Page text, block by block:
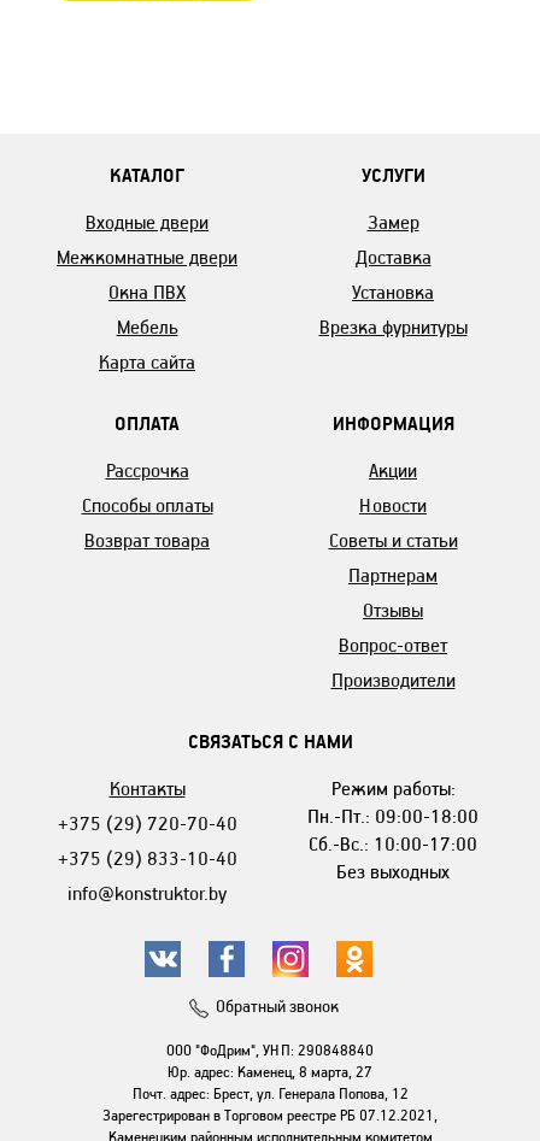
КАТАЛОГ
Входные двери
Межкомнатные двери
Окна ПВХ
Мебель
Карта сайта
УСЛУГИ
Замер
Доставка
Установка
Врезка фурнитуры
ОПЛАТА
Рассрочка
Способы оплаты
Возврат товара
ИНФОРМАЦИЯ
Акции
Новости
Советы и статьи
Партнерам
Отзывы
Вопрос-ответ
Производители
СВЯЗАТЬСЯ С НАМИ
Контакты
+375 (29) 720-70-40
+375 (29) 833-10-40
info@konstruktor.by
Режим работы:
Пн.-Пт.: 09:00-18:00
Сб.-Вс.: 10:00-17:00
Без выходных
Обратный звонок
ООО "ФоДрим", УНП: 290848840
Юр. адрес: Каменец, 8 марта, 27
Почт. адрес: Брест, ул. Генерала Попова, 12
Зарегестрирован в Торговом реестре РБ 07.12.2021,
Каменецким районным исполнительным комитетом